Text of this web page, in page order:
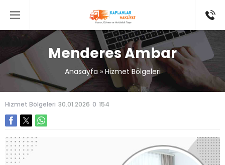
Menderes Ambar
Anasayfa » Hizmet Bölgeleri
Hizmet Bölgeleri 30.01.2026 0 154